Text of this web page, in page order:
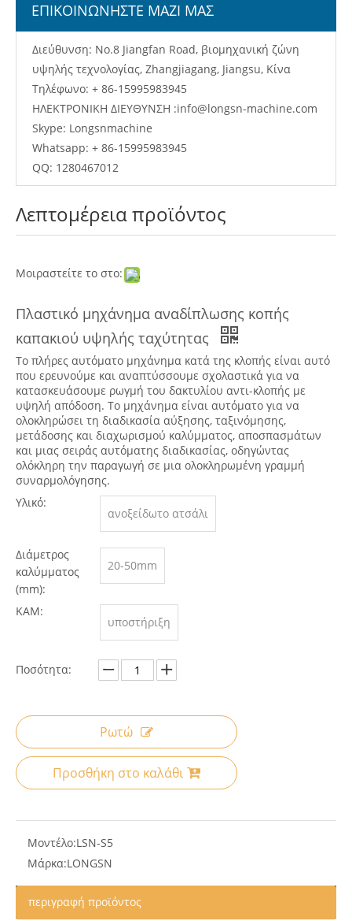
ΕΠΙΚΟΙΝΩΝΗΣΤΕ ΜΑΖΙ ΜΑΣ
Διεύθυνση: No.8 Jiangfan Road, βιομηχανική ζώνη
υψηλής τεχνολογίας, Zhangjiagang, Jiangsu, Κίνα
Τηλέφωνο: + 86-15995983945
ΗΛΕΚΤΡΟΝΙΚΗ ΔΙΕΥΘΥΝΣΗ :info@longsn-machine.com
Skype: Longsnmachine
Whatsapp: + 86-15995983945
QQ: 1280467012
Λεπτομέρεια προϊόντος
Μοιραστείτε το στο:
Πλαστικό μηχάνημα αναδίπλωσης κοπής
καπακιού υψηλής ταχύτητας
Το πλήρες αυτόματο μηχάνημα κατά της κλοπής είναι αυτό
που ερευνούμε και αναπτύσσουμε σχολαστικά για να
κατασκευάσουμε ρωγμή του δακτυλίου αντι-κλοπής με
υψηλή απόδοση. Το μηχάνημα είναι αυτόματο για να
ολοκληρώσει τη διαδικασία αύξησης, ταξινόμησης,
μετάδοσης και διαχωρισμού καλύμματος, αποσπασμάτων
και μιας σειράς αυτόματης διαδικασίας, οδηγώντας
ολόκληρη την παραγωγή σε μια ολοκληρωμένη γραμμή
συναρμολόγησης.
Υλικό:
ανοξείδωτο ατσάλι
Διάμετρος
καλύμματος
(mm):
20-50mm
ΚΑΜ:
υποστήριξη
Ποσότητα:
Ρωτώ
Προσθήκη στο καλάθι
Μοντέλο:LSN-S5
Μάρκα:LONGSN
περιγραφή προϊόντος